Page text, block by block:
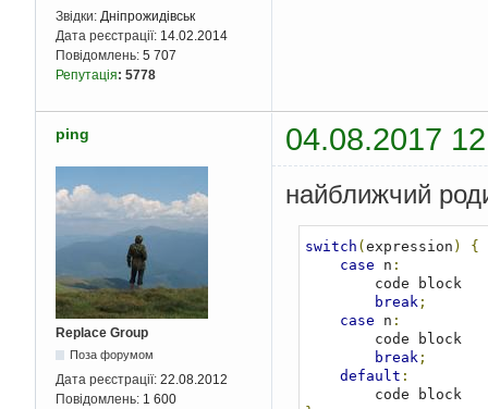
Звідки: Дніпрожидівськ
Дата реєстрації: 14.02.2014
Повідомлень: 5 707
Репутація: 5778
ping 04.08.2017
Replace Group
Поза форумом
Дата реєстрації: 22.08.2012
Повідомлень: 1 600
найближчий
switch ( expression )
{
case n :
break ;
case n :
break ;
default :